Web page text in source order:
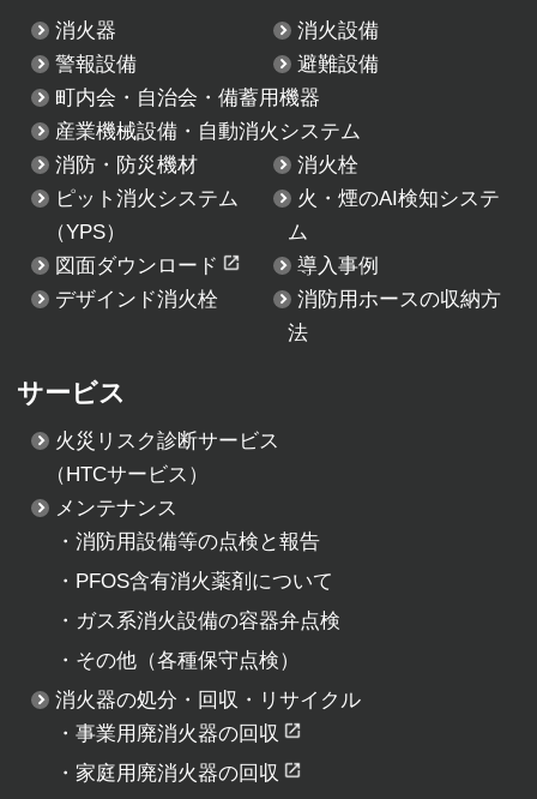
消火器
消火設備
警報設備
避難設備
町内会・自治会・備蓄用機器
産業機械設備・自動消火システム
消防・防災機材
消火栓
ピット消火システム
（YPS）
火・煙のAI検知システ
ム
図面ダウンロード
導入事例
デザインド消火栓
消防用ホースの収納方
法
サービス
火災リスク診断サービス
（HTCサービス）
メンテナンス
・消防用設備等の点検と報告
・ PFOS含有消火薬剤について
・ ガス系消火設備の容器弁点検
・ その他（各種保守点検）
消火器の処分・回収・リサイクル
・事業用廃消火器の回収
・ 家庭用廃消火器の回収